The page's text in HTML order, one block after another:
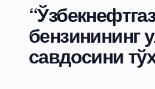
бензинининг
савдосини